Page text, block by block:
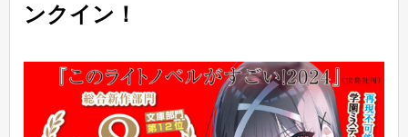
ンクイン！